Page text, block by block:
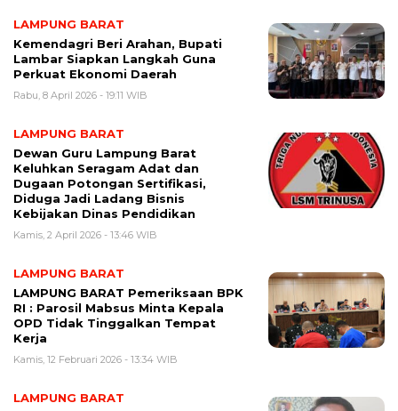
LAMPUNG BARAT
Kemendagri Beri Arahan, Bupati
Lambar Siapkan Langkah Guna
Perkuat Ekonomi Daerah
Rabu, 8 April 2026 - 19:11 WIB
LAMPUNG BARAT
Dewan Guru Lampung Barat
Keluhkan Seragam Adat dan
Dugaan Potongan Sertifikasi,
Diduga Jadi Ladang Bisnis
Kebijakan Dinas Pendidikan
Kamis, 2 April 2026 - 13:46 WIB
LAMPUNG BARAT
LAMPUNG BARAT Pemeriksaan BPK
RI : Parosil Mabsus Minta Kepala
OPD Tidak Tinggalkan Tempat
Kerja
Kamis, 12 Februari 2026 - 13:34 WIB
LAMPUNG BARAT